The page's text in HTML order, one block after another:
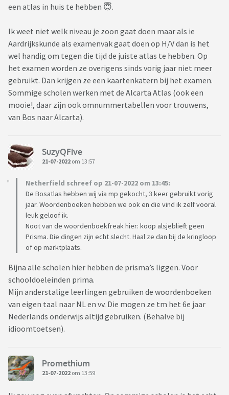
een atlas in huis te hebben 😇.
Ik weet niet welk niveau je zoon gaat doen maar als ie
Aardrijkskunde als examenvak gaat doen op H/V dan is het
wel handig om tegen die tijd de juiste atlas te hebben. Op
het examen worden ze overigens sinds vorig jaar niet meer
gebruikt. Dan krijgen ze een kaartenkatern bij het examen.
Sommige scholen werken met de Alcarta Atlas (ook een
mooie!, daar zijn ook omnummertabellen voor trouwens,
van Bos naar Alcarta).
SuzyQFive
21-07-2022 om 13:57
Netherfield schreef op 21-07-2022 om 13:45:
De Bosatlas hebben wij via mp gekocht, 3 keer gebruikt vorig
jaar. Woordenboeken hebben we ook en die vind ik zelf vooral
leuk geloof ik.
Noot van de woordenboekfreak hier: koop alsjeblieft geen
Prisma. Die dingen zijn echt slecht. Haal ze dan bij de kringloop
of op marktplaats.
Bijna alle scholen hier hebben de prisma’s liggen. Voor
schooldoeleinden prima.
Mijn anderstalige leerlingen gebruiken de woordenboeken
van eigen taal naar NL en vv. Die mogen ze tm het 6e jaar
Nederlands onderwijs altijd gebruiken. (Behalve bij
idioomtoetsen).
Promethium
21-07-2022 om 13:59